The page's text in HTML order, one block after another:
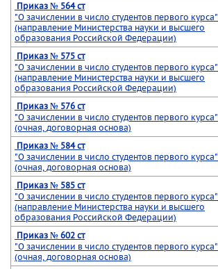
Приказ № 564 ст
"О зачислении в число студентов первого курса"
(направление Министерства науки и высшего
образования Российской Федерации)
Приказ № 575 ст
"О зачислении в число студентов первого курса"
(направление Министерства науки и высшего
образования Российской Федерации)
Приказ № 576 ст
"О зачислении в число студентов первого курса"
(очная, договорная основа)
Приказ № 584 ст
"О зачислении в число студентов первого курса"
(очная, договорная основа)
Приказ № 585 ст
"О зачислении в число студентов первого курса"
(направление Министерства науки и высшего
образования Российской Федерации)
Приказ № 602 ст
"О зачислении в число студентов первого курса"
(очная, договорная основа)